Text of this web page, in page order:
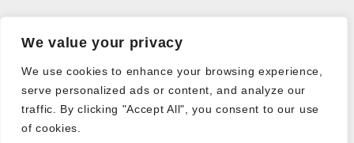
We value your privacy
We use cookies to enhance your browsing experience,
serve personalized ads or content, and analyze our
traffic. By clicking "Accept All", you consent to our use
of cookies.